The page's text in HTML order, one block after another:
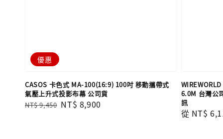
優惠
CASOS 卡色式 MA-100(16:9) 100吋 移動攜帶式
氣壓上升式投影布幕 公司貨
Regular
NT$ 9,450 Sale
NT$ 8,900
6.0M 台灣公
訊
Regular
從 NT$